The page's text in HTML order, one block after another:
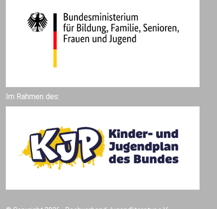
Im Rahmen des: